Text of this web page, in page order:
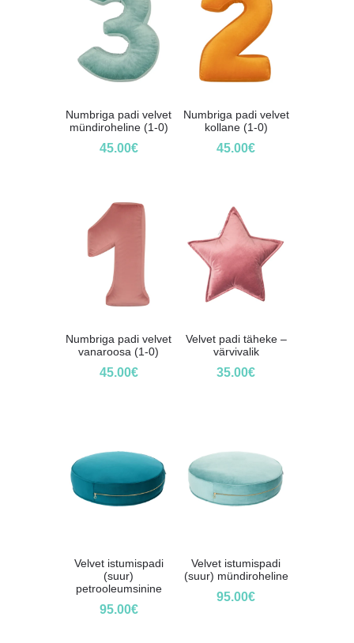
Numbriga padi velvet
mündiroheline (1-0)
45.00€
Numbriga padi velvet
kollane (1-0)
45.00€
Numbriga padi velvet
vanaroosa (1-0)
45.00€
Velvet padi täheke –
värvivalik
35.00€
Velvet istumispadi
(suur)
petrooleumsinine
95.00€
Velvet istumispadi
(suur) mündiroheline
95.00€